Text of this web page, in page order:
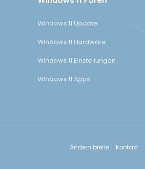
Windows 11 Update
Windows 11 Hardware
Windows 11 Einstellungen
Windows 11 Apps
Ändern breite Kontakt